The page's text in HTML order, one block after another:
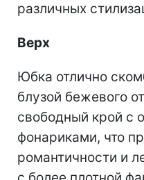
различных
Верх
Юбка отлично
блузой бежевого
свободный крой с
фонариками, что
романтичности и